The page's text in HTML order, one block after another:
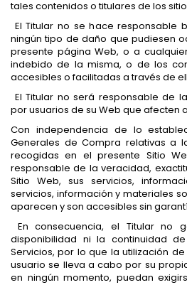
tales contenidos o titulares de los
El Titular no se hace responsable
ningún tipo de daño que pudiesen
presente página Web, o a
indebido de la misma, o de los
accesibles o facilitadas a través de
El Titular no será responsable de
por usuarios de su Web que afecten
Con independencia de lo
Generales de Compra relativas a
recogidas en el presente Sitio
responsable de la veracidad,
Sitio Web, sus servicios,
servicios, información y materiales
aparecen y son accesibles sin
En consecuencia, el Titular no
disponibilidad ni la continuidad
Servicios, por lo que la utilización
usuario se lleva a cabo por su
en ningún momento, puedan